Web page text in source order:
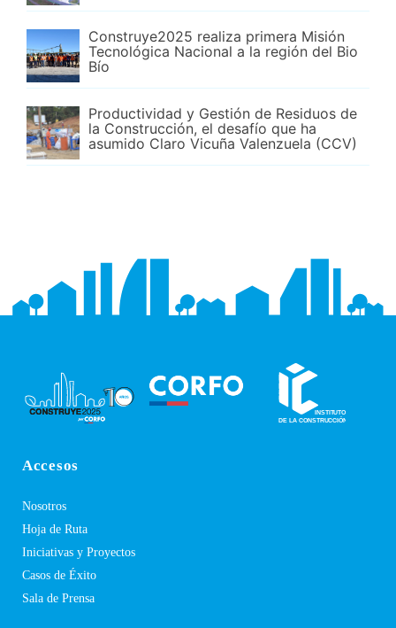
Construye2025 realiza primera Misión
Tecnológica Nacional a la región del Bio
Bío
Productividad y Gestión de Residuos de
la Construcción, el desafío que ha
asumido Claro Vicuña Valenzuela (CCV)
Accesos
Nosotros
Hoja de Ruta
Iniciativas y Proyectos
Casos de Éxito
Sala de Prensa